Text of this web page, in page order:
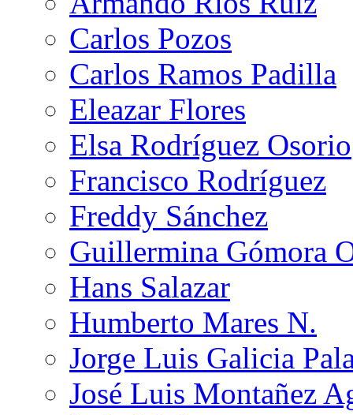
Carlos Pozos
Carlos Ramos Padilla
Eleazar Flores
Elsa Rodríguez Osorio
Francisco Rodríguez
Freddy Sánchez
Guillermina Gómora
Hans Salazar
Humberto Mares N.
Jorge Luis Galicia
José Luis Montañez